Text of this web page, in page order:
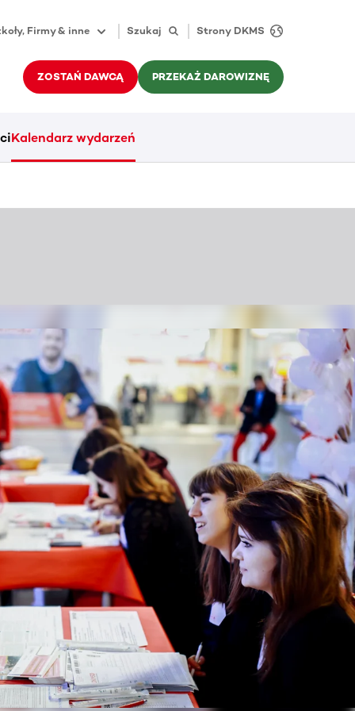
Firmy & inne Szukaj Strony DKMS
ZOSTAŃ DAWCĄ PRZEKAŻ DAROWIZNĘ
Kalendarz wydarzeń